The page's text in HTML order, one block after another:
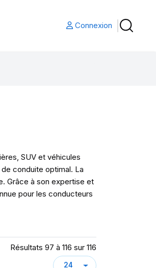
Connexion
SUV et véhicules
conduite optimal. La
Grâce à son expertise et
pour les conducteurs
Résultats 97 à 116 sur 116